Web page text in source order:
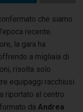
che siamo
recente.
la gara ha
a migliaia di
risolta solo
equipaggi racchiusi
riportato al centro
da Andrea